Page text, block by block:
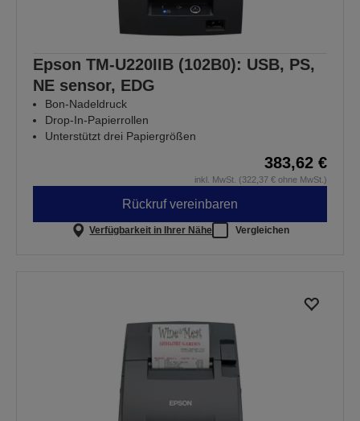
Epson TM-U220IIB (102B0): USB, PS,
NE sensor, EDG
Bon-Nadeldruck
Drop-In-Papierrollen
Unterstützt drei Papiergrößen
383,62 €
inkl. MwSt. (322,37 € ohne MwSt.)
Rückruf vereinbaren
Verfügbarkeit in Ihrer Nähe Vergleichen